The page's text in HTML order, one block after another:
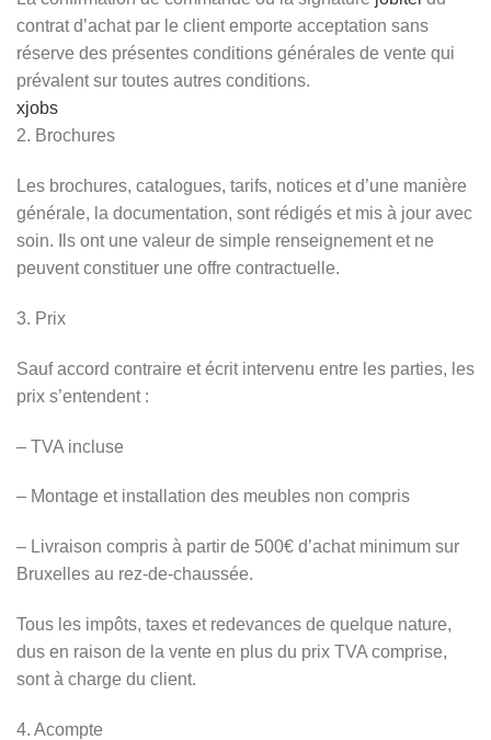
contrat d’achat par le client emporte acceptation sans
réserve des présentes conditions générales de vente qui
prévalent sur toutes autres conditions.
xjobs
2. Brochures
Les brochures, catalogues, tarifs, notices et d’une manière
générale, la documentation, sont rédigés et mis à jour avec
soin. Ils ont une valeur de simple renseignement et ne
peuvent constituer une offre contractuelle.
3. Prix
Sauf accord contraire et écrit intervenu entre les parties, les
prix s’entendent :
– TVA incluse
– Montage et installation des meubles non compris
– Livraison compris à partir de 500€ d’achat minimum sur
Bruxelles au rez-de-chaussée.
Tous les impôts, taxes et redevances de quelque nature,
dus en raison de la vente en plus du prix TVA comprise,
sont à charge du client.
4. Acompte